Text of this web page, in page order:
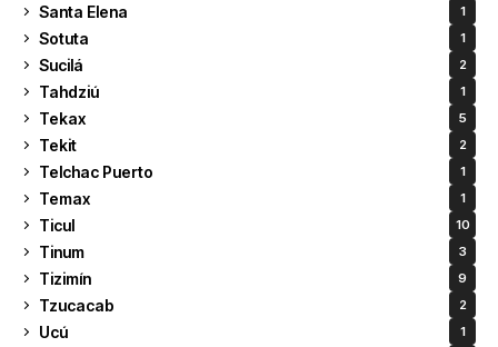
Santa Elena 1
Sotuta 1
Sucilá 2
Tahdziú 1
Tekax 5
Tekit 2
Telchac Puerto 1
Temax 1
Ticul 10
Tinum 3
Tizimín 9
Tzucacab 2
Ucú 1